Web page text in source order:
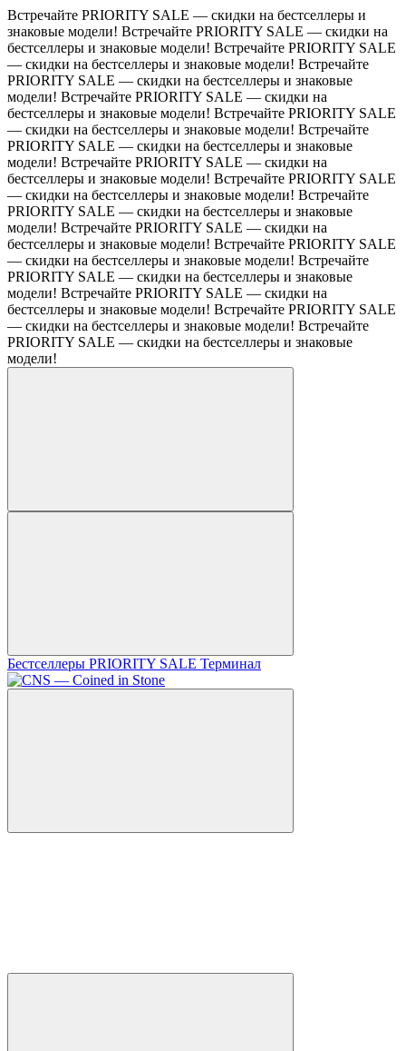
Встречайте PRIORITY SALE — скидки на бестселлеры и
знаковые модели! Встречайте PRIORITY SALE — скидки на
бестселлеры и знаковые модели! Встречайте PRIORITY SALE
— скидки на бестселлеры и знаковые модели! Встречайте
PRIORITY SALE — скидки на бестселлеры и знаковые
модели! Встречайте PRIORITY SALE — скидки на
бестселлеры и знаковые модели! Встречайте PRIORITY SALE
— скидки на бестселлеры и знаковые модели! Встречайте
PRIORITY SALE — скидки на бестселлеры и знаковые
модели! Встречайте PRIORITY SALE — скидки на
бестселлеры и знаковые модели! Встречайте PRIORITY SALE
— скидки на бестселлеры и знаковые модели! Встречайте
PRIORITY SALE — скидки на бестселлеры и знаковые
модели! Встречайте PRIORITY SALE — скидки на
бестселлеры и знаковые модели! Встречайте PRIORITY SALE
— скидки на бестселлеры и знаковые модели! Встречайте
PRIORITY SALE — скидки на бестселлеры и знаковые
модели! Встречайте PRIORITY SALE — скидки на
бестселлеры и знаковые модели! Встречайте PRIORITY SALE
— скидки на бестселлеры и знаковые модели! Встречайте
PRIORITY SALE — скидки на бестселлеры и знаковые
модели!
Бестселлеры PRIORITY SALE Терминал